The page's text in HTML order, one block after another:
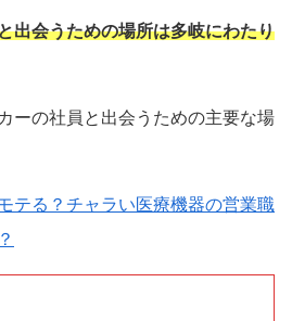
出会うための場所は多岐にわたり
ーの社員と出会うための主要な場
テる？チャラい医療機器の営業職